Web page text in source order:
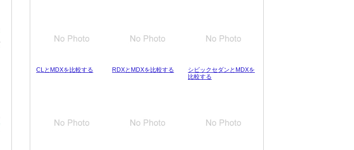
CLとMDXを比較する RDXとMDXを比較する
シビックセダンとMDXを
比較する